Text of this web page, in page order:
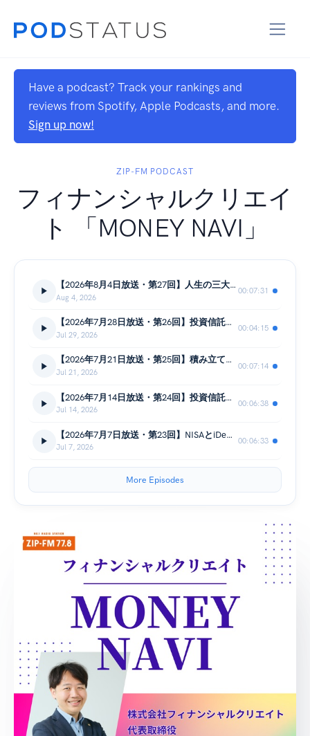
Have a podcast? Track your rankings and
reviews from Spotify, Apple Podcasts, and more.
Sign up now!
ZIP-FM PODCAST
フィナンシャルクリエイ
ト 「MONEY NAVI」
【2026年8月4日放送・第27回】人生の三大資金①：住宅資金
Aug 4, 2026
00:07:31
【2026年7月28日放送・第26回】投資信託と個別株の違い
Jul 29, 2026
00:04:15
【2026年7月21日放送・第25回】積み立て投資と分割投資の違い！
Jul 21, 2026
00:07:14
【2026年7月14日放送・第24回】投資信託をおさらい！
Jul 14, 2026
00:06:38
【2026年7月7日放送・第23回】NISAとiDeCoの違い！
Jul 7, 2026
00:06:33
More Episodes